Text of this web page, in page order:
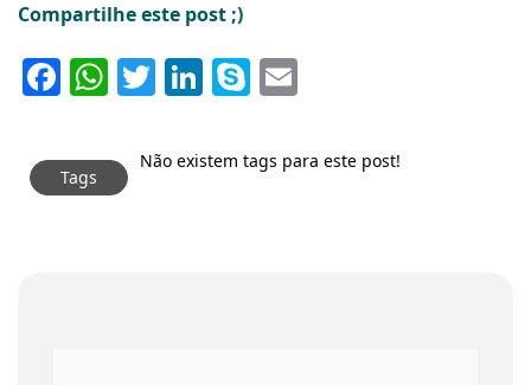
Compartilhe este post ;)
Facebook
WhatsApp
Twitter
LinkedIn
Skype
Tags
Não existem tags para este post!